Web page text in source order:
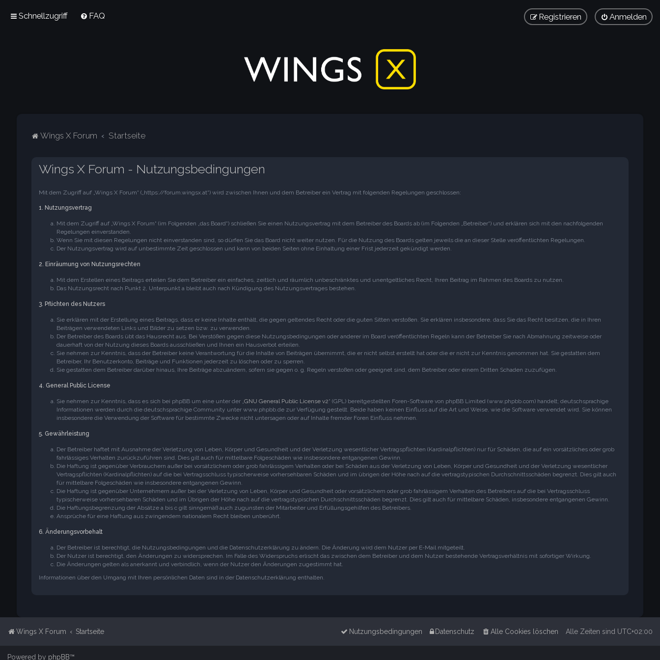
Schnellzugriff FAQ Anmelden
Registrieren
Wings X Forum Startseite
Wings X Forum - Nutzungsbedingungen
Mit dem Zugriff auf „Wings X Forum“ („https://forum.wingsx.at“) wird zwischen Ihnen und dem Betreiber ein Vertrag mit folgenden Regelungen geschlossen:
1. Nutzungsvertrag
Mit dem Zugriff auf „Wings X Forum“ (im Folgenden „das Board“) schließen Sie einen Nutzungsvertrag mit dem Betreiber des Boards ab (im Folgenden „Betreiber“) und erklären sich mit den nachfolgenden
Regelungen einverstanden.
Wenn Sie mit diesen Regelungen nicht einverstanden sind, so dürfen Sie das Board nicht weiter nutzen. Für die Nutzung des Boards gelten jeweils die an dieser Stelle veröffentlichten Regelungen.
Der Nutzungsvertrag wird auf unbestimmte Zeit geschlossen und kann von beiden Seiten ohne Einhaltung einer Frist jederzeit gekündigt werden.
2. Einräumung von Nutzungsrechten
Mit dem Erstellen eines Beitrags erteilen Sie dem Betreiber ein einfaches, zeitlich und räumlich unbeschränktes und unentgeltliches Recht, Ihren Beitrag im Rahmen des Boards zu nutzen.
Das Nutzungsrecht nach Punkt 2, Unterpunkt a bleibt auch nach Kündigung des Nutzungsvertrages bestehen.
3. Pflichten des Nutzers
Sie erklären mit der Erstellung eines Beitrags, dass er keine Inhalte enthält, die gegen geltendes Recht oder die guten Sitten verstoßen. Sie erklären insbesondere, dass Sie das Recht besitzen, die in Ihren
Beiträgen verwendeten Links und Bilder zu setzen bzw. zu verwenden.
Der Betreiber des Boards übt das Hausrecht aus. Bei Verstößen gegen diese Nutzungsbedingungen oder anderer im Board veröffentlichten Regeln kann der Betreiber Sie nach Abmahnung zeitweise oder
dauerhaft von der Nutzung dieses Boards ausschließen und Ihnen ein Hausverbot erteilen.
Sie nehmen zur Kenntnis, dass der Betreiber keine Verantwortung für die Inhalte von Beiträgen übernimmt, die er nicht selbst erstellt hat oder die er nicht zur Kenntnis genommen hat. Sie gestatten dem
Betreiber, Ihr Benutzerkonto, Beiträge und Funktionen jederzeit zu löschen oder zu sperren.
Sie gestatten dem Betreiber darüber hinaus, Ihre Beiträge abzuändern, sofern sie gegen o. g. Regeln verstoßen oder geeignet sind, dem Betreiber oder einem Dritten Schaden zuzufügen.
4. General Public License
Sie nehmen zur Kenntnis, dass es sich bei phpBB um eine unter der „ GNU General Public License v2“ (GPL) bereitgestellten Foren-Software von phpBB Limited (www.phpbb.com) handelt; deutschsprachige
Informationen werden durch die deutschsprachige Community unter www.phpbb.de zur Verfügung gestellt. Beide haben keinen Einfluss auf die Art und Weise, wie die Software verwendet wird. Sie können
insbesondere die Verwendung der Software für bestimmte Zwecke nicht untersagen oder auf Inhalte fremder Foren Einfluss nehmen.
5. Gewährleistung
Der Betreiber haftet mit Ausnahme der Verletzung von Leben, Körper und Gesundheit und der Verletzung wesentlicher Vertragspflichten (Kardinalpflichten) nur für Schäden, die auf ein vorsätzliches oder grob
fahrlässiges Verhalten zurückzuführen sind. Dies gilt auch für mittelbare Folgeschäden wie insbesondere entgangenen Gewinn.
Die Haftung ist gegenüber Verbrauchern außer bei vorsätzlichem oder grob fahrlässigem Verhalten oder bei Schäden aus der Verletzung von Leben, Körper und Gesundheit und der Verletzung wesentlicher
Vertragspflichten (Kardinalpflichten) auf die bei Vertragsschluss typischerweise vorhersehbaren Schäden und im übrigen der Höhe nach auf die vertragstypischen Durchschnittsschäden begrenzt. Dies gilt auch
für mittelbare Folgeschäden wie insbesondere entgangenen Gewinn.
Die Haftung ist gegenüber Unternehmern außer bei der Verletzung von Leben, Körper und Gesundheit oder vorsätzlichem oder grob fahrlässigem Verhalten des Betreibers auf die bei Vertragsschluss
typischerweise vorhersehbaren Schäden und im Übrigen der Höhe nach auf die vertragstypischen Durchschnittsschäden begrenzt. Dies gilt auch für mittelbare Schäden, insbesondere entgangenen Gewinn.
Die Haftungsbegrenzung der Absätze a bis c gilt sinngemäß auch zugunsten der Mitarbeiter und Erfüllungsgehilfen des Betreibers.
Ansprüche für eine Haftung aus zwingendem nationalem Recht bleiben unberührt.
6. Änderungsvorbehalt
Der Betreiber ist berechtigt, die Nutzungsbedingungen und die Datenschutzerklärung zu ändern. Die Änderung wird dem Nutzer per E-Mail mitgeteilt.
Der Nutzer ist berechtigt, den Änderungen zu widersprechen. Im Falle des Widerspruchs erlischt das zwischen dem Betreiber und dem Nutzer bestehende Vertragsverhältnis mit sofortiger Wirkung.
Die Änderungen gelten als anerkannt und verbindlich, wenn der Nutzer den Änderungen zugestimmt hat.
Informationen über den Umgang mit Ihren persönlichen Daten sind in der Datenschutzerklärung enthalten.
Wings X Forum Startseite Alle Zeiten sind UTC+02:00
Alle Cookies löschen
Datenschutz
Nutzungsbedingungen
Powered by phpBB™